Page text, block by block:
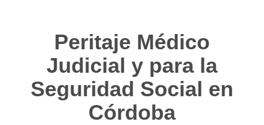
Peritaje Médico
Judicial y para la
Seguridad Social en
Córdoba